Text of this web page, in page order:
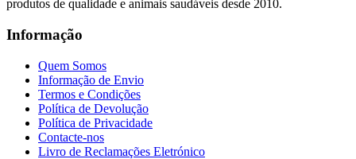
produtos de qualidade e animais saudáveis desde 2010.
Informação
Quem Somos
Informação de Envio
Termos e Condições
Política de Devolução
Política de Privacidade
Contacte-nos
Livro de Reclamações Eletrónico